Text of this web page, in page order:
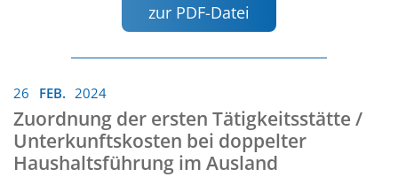
zur PDF-Datei
26 FEB. 2024
Zuordnung der ersten Tätigkeitsstätte /
Unterkunftskosten bei doppelter
Haushaltsführung im Ausland